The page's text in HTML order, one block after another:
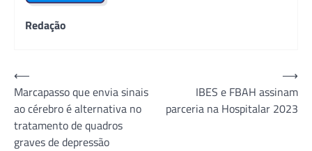
Redação
Navegação
de
Post
⟵
Marcapasso que envia sinais
ao cérebro é alternativa no
tratamento de quadros
graves de depressão
IBES e FBAH assinam
parceria na Hospitalar 2023
⟶